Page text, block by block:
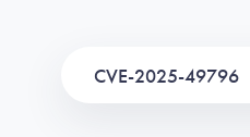
CVE-2025-49796